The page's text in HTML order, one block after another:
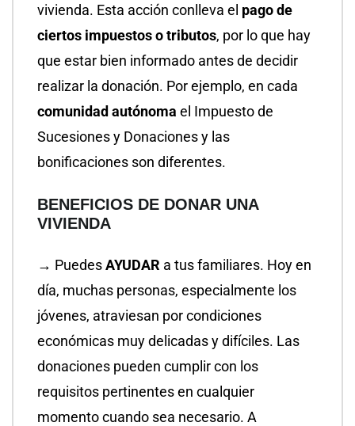
vivienda. Esta acción conlleva el pago de
ciertos impuestos o tributos, por lo que hay
que estar bien informado antes de decidir
realizar la donación. Por ejemplo, en cada
comunidad autónoma el Impuesto de
Sucesiones y Donaciones y las
bonificaciones son diferentes.
BENEFICIOS DE DONAR UNA
VIVIENDA
→ PuedesAYUDAR a tus familiares. Hoy en
día, muchas personas, especialmente los
jóvenes, atraviesan por condiciones
económicas muy delicadas y difíciles. Las
donaciones pueden cumplir con los
requisitos pertinentes en cualquier
momento cuando sea necesario. A